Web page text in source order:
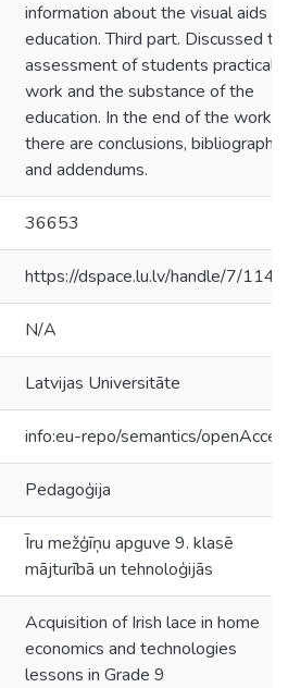
information about the visual aids of
education. Third part. Discussed
assessment of students practical
work and the substance of the
education. In the end of the work
there are conclusions, bibliography
and addendums.
36653
https://dspace.lu.lv/handle/7/
N/A
Latvijas Universitāte
info:eu-repo/semantics/
Pedagoģija
Īru mežģīņu apguve 9. klasē
mājturībā un tehnoloģijās
Acquisition of Irish lace in home
economics and technologies
lessons in Grade 9